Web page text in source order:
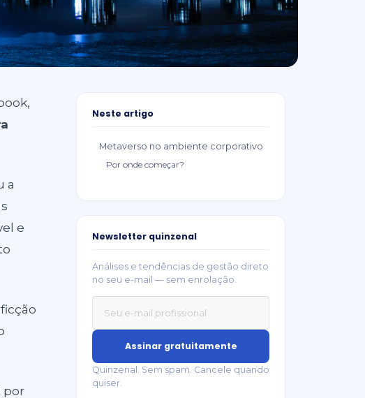
a
e
por
Neste artigo
Metaverso no ambiente corporativo
Por onde começar?
Newsletter quinzenal
Análises e tendências de gestão direto
no seu e-mail — sem enrolação.
Assinar gratuitamente
Quinzenal. Sem spam. Cancele quando
quiser.